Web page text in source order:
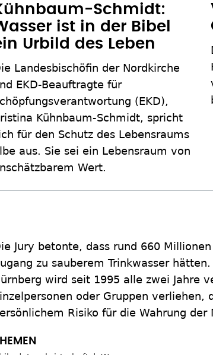
Schmidt:
ist in der Bibel
Urbild des Leben
Landesbischöfin der Nordkirche
EKD-Beauftragte für
(EKD),
Kühnbaum-Schmidt, spricht
für den Schutz des Lebensraums
aus. Sie sei ein Lebensraum von
Wert.
Jury betonte, dass rund 660
zu sauberem Trinkwasser
wird seit 1995 alle zwei Jahre
oder Gruppen
Risiko für die Wahrung der